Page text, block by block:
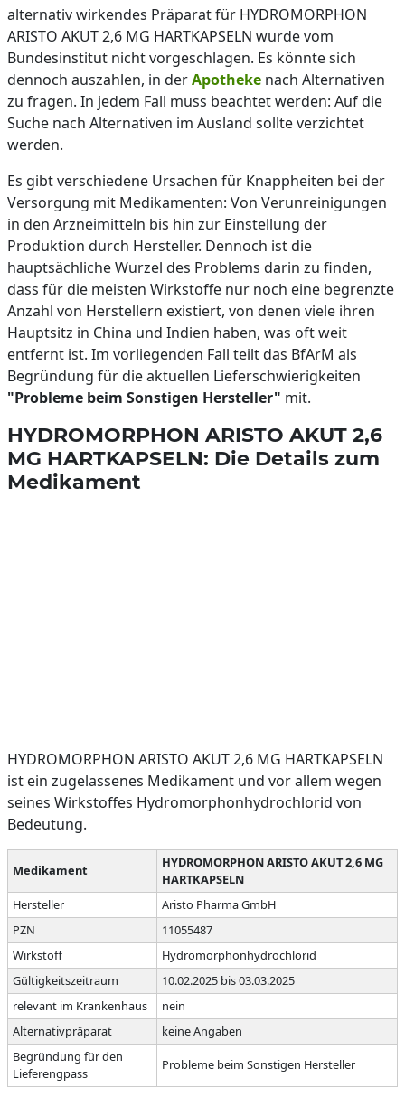
alternativ wirkendes Präparat für HYDROMORPHON
ARISTO AKUT 2,6 MG HARTKAPSELN wurde vom
Bundesinstitut nicht vorgeschlagen. Es könnte sich
dennoch auszahlen, in derApotheke nach Alternativen
zu fragen. In jedem Fall muss beachtet werden: Auf die
Suche nach Alternativen im Ausland sollte verzichtet
werden.
Es gibt verschiedene Ursachen für Knappheiten bei der
Versorgung mit Medikamenten: Von Verunreinigungen
in den Arzneimitteln bis hin zur Einstellung der
Produktion durch Hersteller. Dennoch ist die
hauptsächliche Wurzel des Problems darin zu finden,
dass für die meisten Wirkstoffe nur noch eine begrenzte
Anzahl von Herstellern existiert, von denen viele ihren
Hauptsitz in China und Indien haben, was oft weit
entfernt ist. Im vorliegenden Fall teilt das BfArM als
Begründung für die aktuellen Lieferschwierigkeiten
"Probleme beim Sonstigen Hersteller" mit.
HYDROMORPHON ARISTO AKUT 2,6
MG HARTKAPSELN: Die Details zum
Medikament
HYDROMORPHON ARISTO AKUT 2,6 MG HARTKAPSELN
ist ein zugelassenes Medikament und vor allem wegen
seines Wirkstoffes Hydromorphonhydrochlorid von
Bedeutung.
Medikament
HYDROMORPHON ARISTO AKUT 2,6 MG
HARTKAPSELN
Hersteller
Aristo Pharma GmbH
PZN
11055487
Wirkstoff
Hydromorphonhydrochlorid
Gültigkeitszeitraum
10.02.2025 bis 03.03.2025
relevant im Krankenhaus
nein
Alternativpräparat
keine Angaben
Begründung für den
Lieferengpass
Probleme beim Sonstigen Hersteller